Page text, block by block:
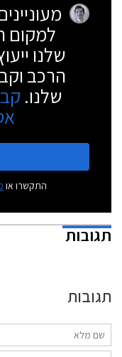
למקום
שלנו
הרכב
שלנו.
התקשרו או
תגובות
תגובות